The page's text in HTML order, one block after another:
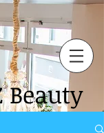
Beauty